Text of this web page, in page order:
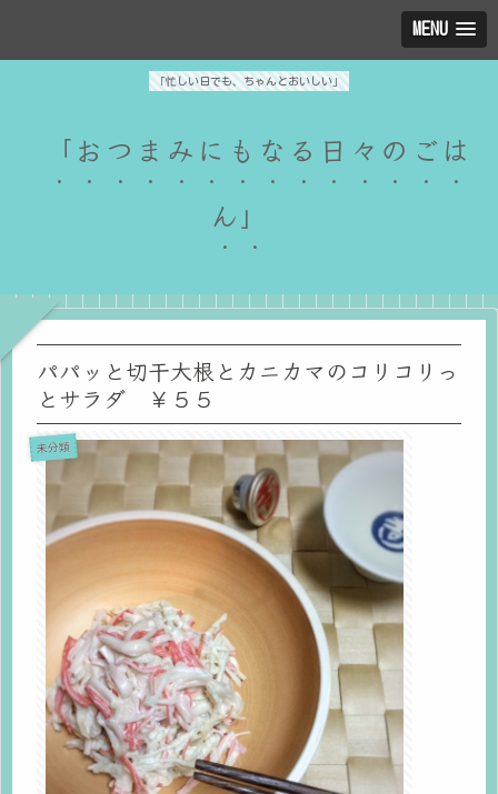
MENU
「忙しい日でも、ちゃんとおいしい」
「おつまみにもなる日々のごは
ん」
パパッと切干大根とカニカマのコリコリっ
とサラダ ￥５５
未分類